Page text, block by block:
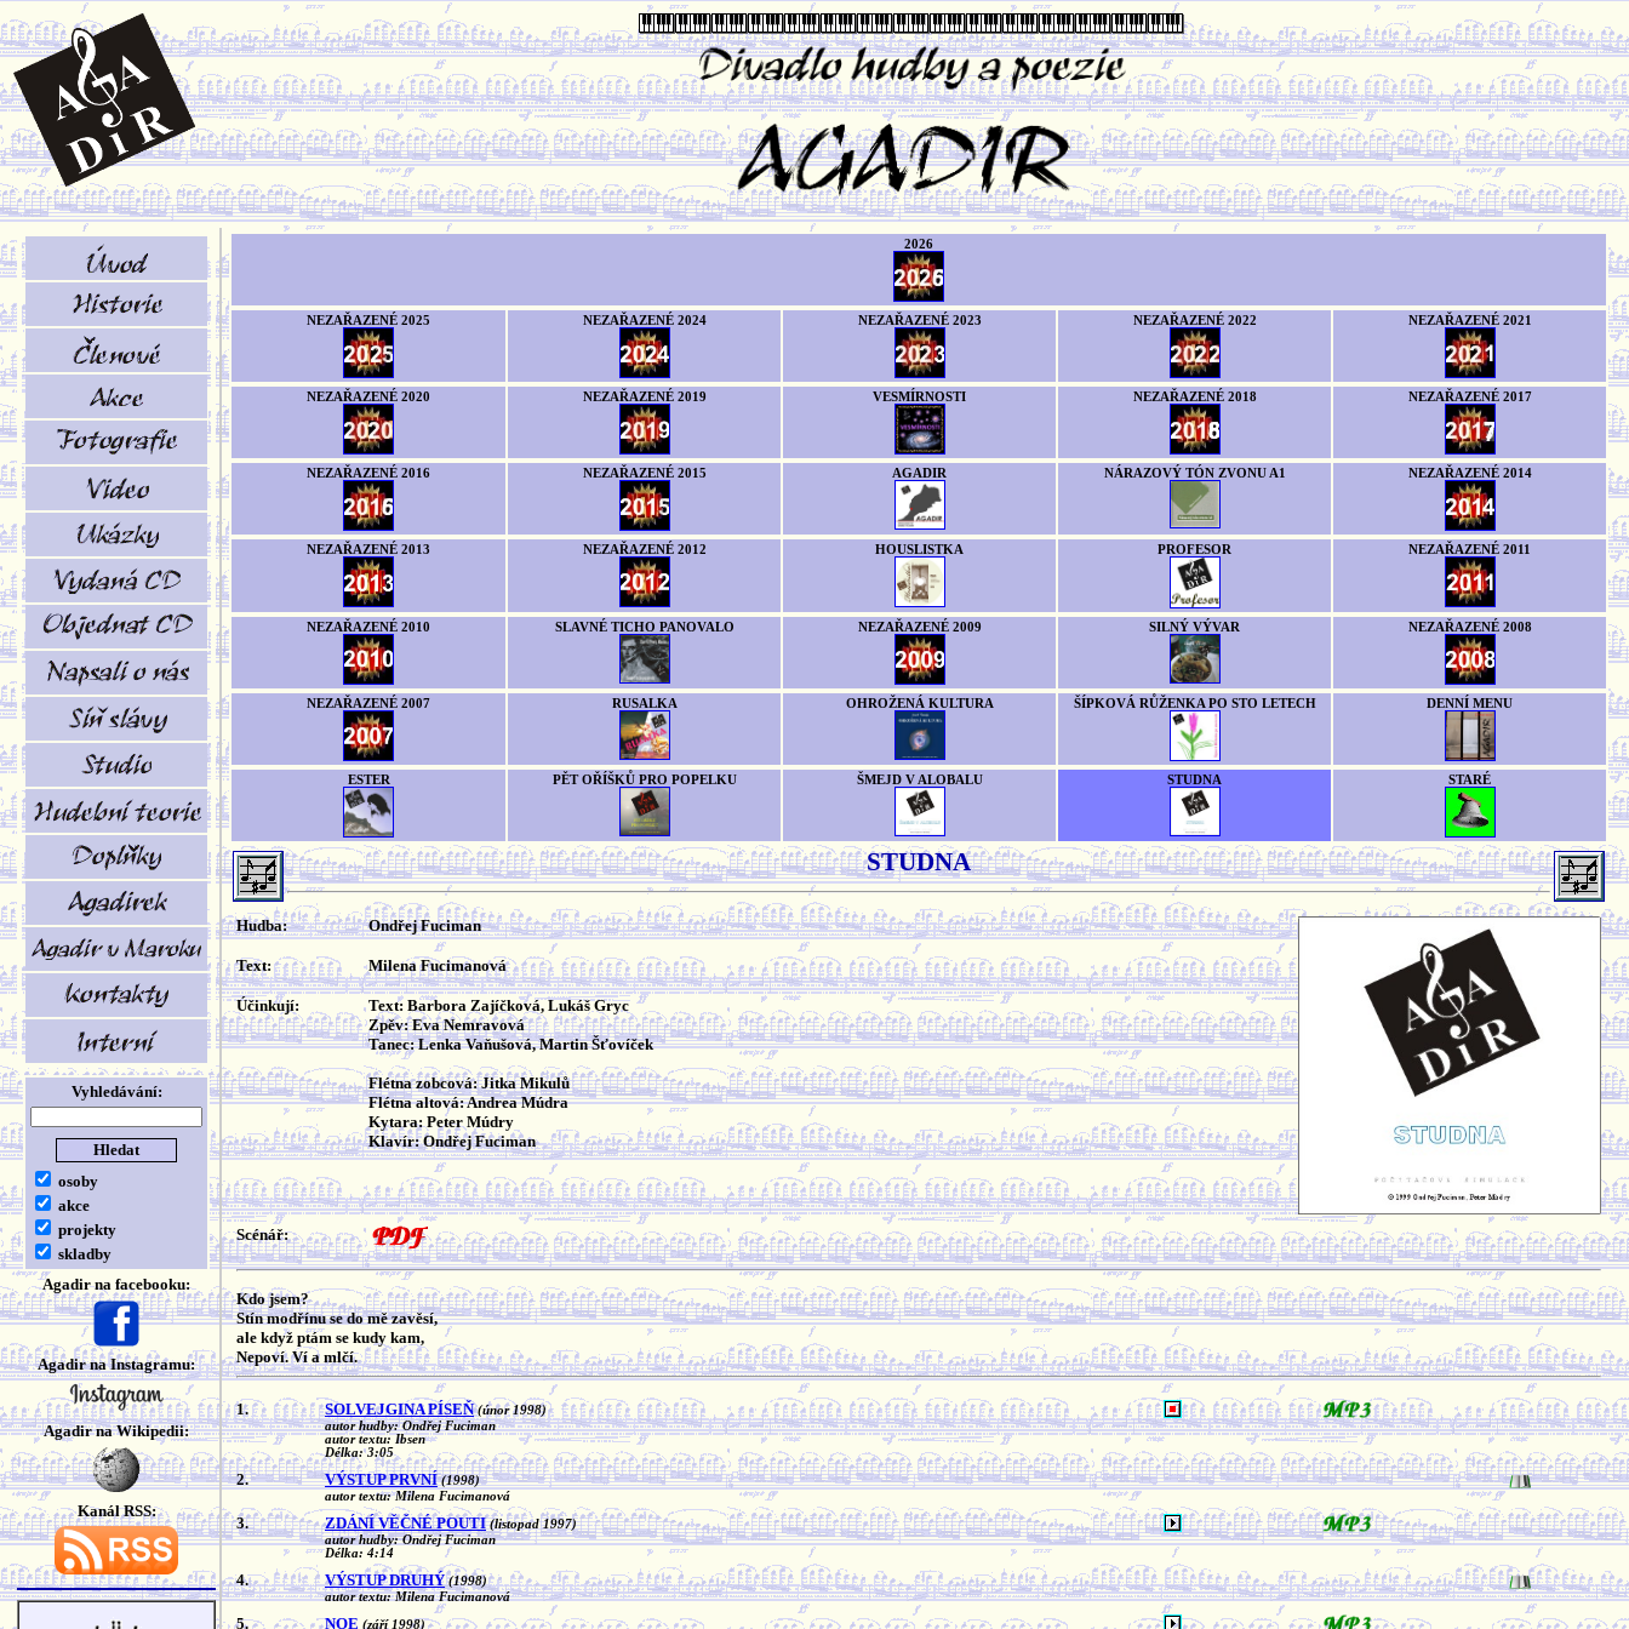
Vyhledávání:
osoby
akce
projekty
skladby
Agadir na facebooku:
Agadir na Instagramu:
Agadir na Wikipedii:
Kanál RSS:
2026
NEZAŘAZENÉ 2025 NEZAŘAZENÉ 2024 NEZAŘAZENÉ 2023 NEZAŘAZENÉ 2022 NEZAŘAZENÉ 2021
NEZAŘAZENÉ 2020 NEZAŘAZENÉ 2019 VESMÍRNOSTI NEZAŘAZENÉ 2018 NEZAŘAZENÉ 2017
NEZAŘAZENÉ 2016 NEZAŘAZENÉ 2015 AGADIR NÁRAZOVÝ TÓN ZVONU A1 NEZAŘAZENÉ 2014
NEZAŘAZENÉ 2013 NEZAŘAZENÉ 2012 HOUSLISTKA PROFESOR NEZAŘAZENÉ 2011
NEZAŘAZENÉ 2010 SLAVNÉ TICHO PANOVALO NEZAŘAZENÉ 2009 SILNÝ VÝVAR NEZAŘAZENÉ 2008
NEZAŘAZENÉ 2007 RUSALKA OHROŽENÁ KULTURA ŠÍPKOVÁ RŮŽENKA PO STO LETECH DENNÍ MENU
ESTER PĚT OŘÍŠKŮ PRO POPELKU ŠMEJD V ALOBALU STUDNA STARÉ
STUDNA
Hudba: Ondřej Fuciman
Text: Milena Fucimanová
Účinkují:
Text: Barbora Zajíčková, Lukáš Gryc
Zpěv: Eva Nemravová
Tanec: Lenka Vaňušová, Martin Šťovíček
Flétna zobcová: Jitka Mikulů
Flétna altová: Andrea Múdra
Kytara: Peter Múdry
Klavír: Ondřej Fuciman
Scénář:
Kdo jsem?
Stín modřínu se do mě zavěsí,
ale když ptám se kudy kam,
Nepoví. Ví a mlčí.
1. SOLVEJGINA PÍSEŇ (únor 1998)
autor hudby: Ondřej Fuciman
autor textu: Ibsen
Délka: 3:05
2. VÝSTUP PRVNÍ (1998)
autor textu: Milena Fucimanová
3. ZDÁNÍ VĚČNÉ POUTI (listopad 1997)
autor hudby: Ondřej Fuciman
Délka: 4:14
4. VÝSTUP DRUHÝ (1998)
autor textu: Milena Fucimanová
5. NOE (září 1998)